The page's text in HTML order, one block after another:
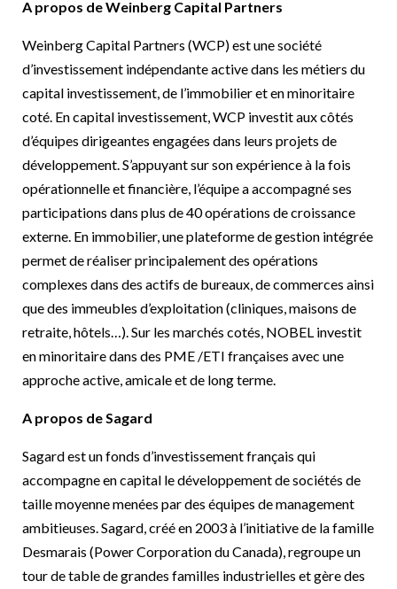
A propos de Weinberg Capital Partners
Weinberg Capital Partners (WCP) est une société
d’investissement indépendante active dans les métiers du
capital investissement, de l’immobilier et en minoritaire
coté. En capital investissement, WCP investit aux côtés
d’équipes dirigeantes engagées dans leurs projets de
développement. S’appuyant sur son expérience à la fois
opérationnelle et financière, l’équipe a accompagné ses
participations dans plus de 40 opérations de croissance
externe. En immobilier, une plateforme de gestion intégrée
permet de réaliser principalement des opérations
complexes dans des actifs de bureaux, de commerces ainsi
que des immeubles d’exploitation (cliniques, maisons de
retraite, hôtels…). Sur les marchés cotés, NOBEL investit
en minoritaire dans des PME /ETI françaises avec une
approche active, amicale et de long terme.
A propos de Sagard
Sagard est un fonds d’investissement français qui
accompagne en capital le développement de sociétés de
taille moyenne menées par des équipes de management
ambitieuses. Sagard, créé en 2003 à l’initiative de la famille
Desmarais (Power Corporation du Canada), regroupe un
tour de table de grandes familles industrielles et gère des